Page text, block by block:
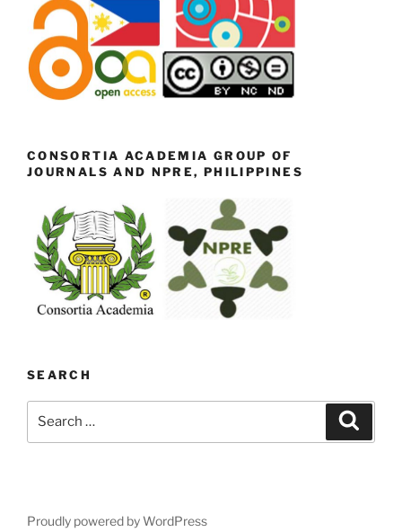
CONSORTIA ACADEMIA GROUP OF
JOURNALS AND NPRE, PHILIPPINES
SEARCH
Proudly powered by WordPress